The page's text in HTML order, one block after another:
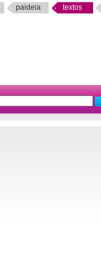
paideia textos